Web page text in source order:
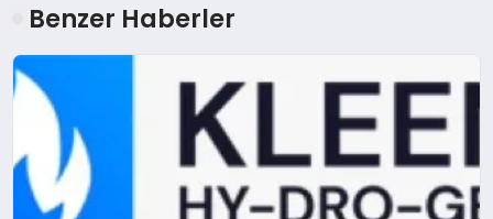
Benzer Haberler